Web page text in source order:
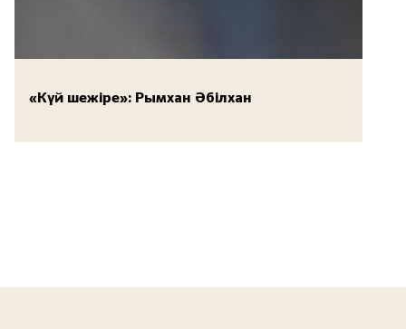
«Күй шежіре»: Рымхан Әбілхан